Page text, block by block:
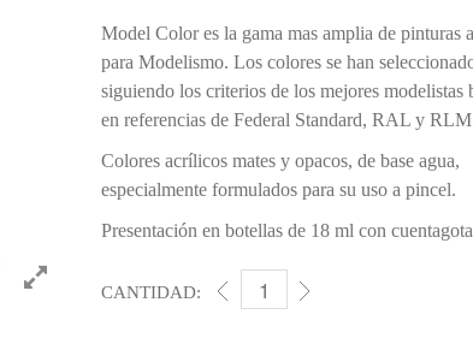
Model Color es la gama mas amplia de pinturas
para Modelismo. Los colores se han
siguiendo los criterios de los mejores modelistas
en referencias de Federal Standard, RAL y
Colores acrílicos mates y opacos, de base agua,
especialmente formulados para su uso a pincel.
Presentación en botellas de 18 ml con
CANTIDAD: 015 ARENA MARRÓN -